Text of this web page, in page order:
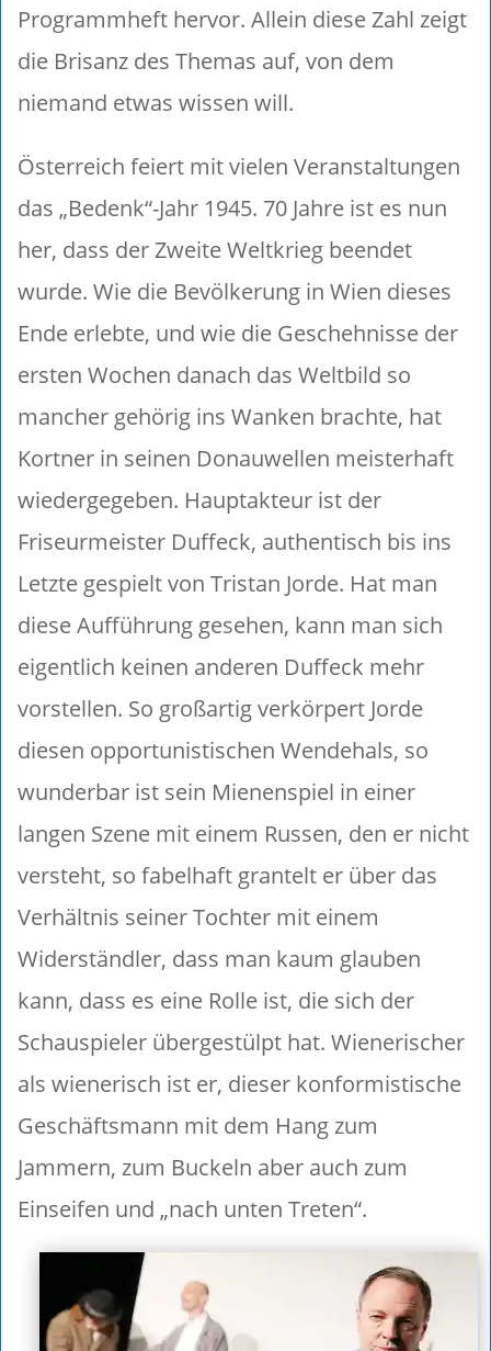
Programmheft hervor. Allein diese Zahl zeigt
die Brisanz des Themas auf, von dem
niemand etwas wissen will.
Österreich feiert mit vielen Veranstaltungen
das „Bedenk“-Jahr 1945. 70 Jahre ist es nun
her, dass der Zweite Weltkrieg beendet
wurde. Wie die Bevölkerung in Wien dieses
Ende erlebte, und wie die Geschehnisse der
ersten Wochen danach das Weltbild so
mancher gehörig ins Wanken brachte, hat
Kortner in seinen Donauwellen meisterhaft
wiedergegeben. Hauptakteur ist der
Friseurmeister Duffeck, authentisch bis ins
Letzte gespielt von Tristan Jorde. Hat man
diese Aufführung gesehen, kann man sich
eigentlich keinen anderen Duffeck mehr
vorstellen. So großartig verkörpert Jorde
diesen opportunistischen Wendehals, so
wunderbar ist sein Mienenspiel in einer
langen Szene mit einem Russen, den er nicht
versteht, so fabelhaft grantelt er über das
Verhältnis seiner Tochter mit einem
Widerständler, dass man kaum glauben
kann, dass es eine Rolle ist, die sich der
Schauspieler übergestülpt hat. Wienerischer
als wienerisch ist er, dieser konformistische
Geschäftsmann mit dem Hang zum
Jammern, zum Buckeln aber auch zum
Einseifen und „nach unten Treten“.